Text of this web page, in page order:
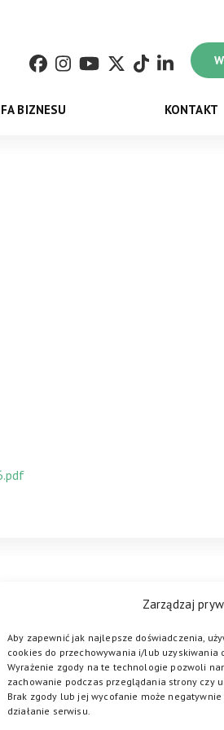
Zarządzaj
Aby zapewnić jak najlepsze doświadczenia,
cookies do przechowywania i/lub uzyskiwania
Wyrażenie zgody na te technologie pozwoli
zachowanie podczas przeglądania strony czy
Brak zgody lub jej wycofanie może
działanie serwisu.
BIZNESU KONTAKT
DOŁĄCZ DO NAS